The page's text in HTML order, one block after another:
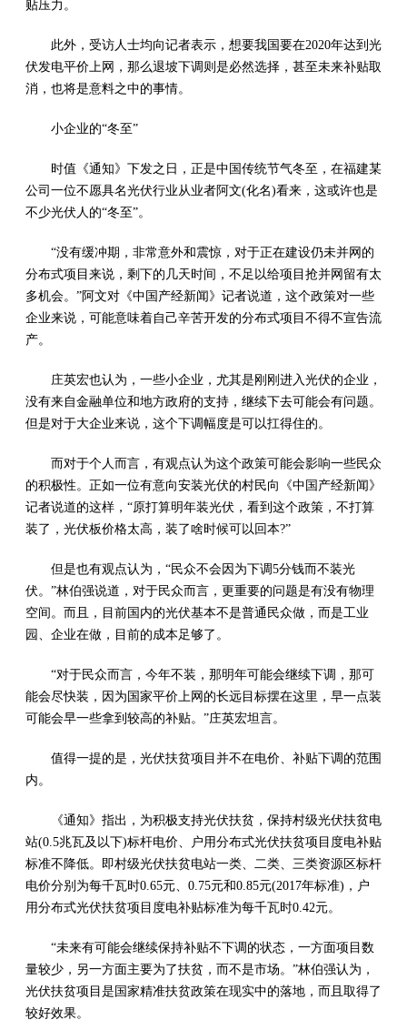
贴压力。
此外，受访人士均向记者表示，想要我国要在2020年达到光
伏发电平价上网，那么退坡下调则是必然选择，甚至未来补贴取
消，也将是意料之中的事情。
小企业的“冬至”
时值《通知》下发之日，正是中国传统节气冬至，在福建某
公司一位不愿具名光伏行业从业者阿文(化名)看来，这或许也是
不少光伏人的“冬至”。
“没有缓冲期，非常意外和震惊，对于正在建设仍未并网的
分布式项目来说，剩下的几天时间，不足以给项目抢并网留有太
多机会。”阿文对《中国产经新闻》记者说道，这个政策对一些
企业来说，可能意味着自己辛苦开发的分布式项目不得不宣告流
产。
庄英宏也认为，一些小企业，尤其是刚刚进入光伏的企业，
没有来自金融单位和地方政府的支持，继续下去可能会有问题。
但是对于大企业来说，这个下调幅度是可以扛得住的。
而对于个人而言，有观点认为这个政策可能会影响一些民众
的积极性。正如一位有意向安装光伏的村民向《中国产经新闻》
记者说道的这样，“原打算明年装光伏，看到这个政策，不打算
装了，光伏板价格太高，装了啥时候可以回本?”
但是也有观点认为，“民众不会因为下调5分钱而不装光
伏。”林伯强说道，对于民众而言，更重要的问题是有没有物理
空间。而且，目前国内的光伏基本不是普通民众做，而是工业
园、企业在做，目前的成本足够了。
“对于民众而言，今年不装，那明年可能会继续下调，那可
能会尽快装，因为国家平价上网的长远目标摆在这里，早一点装
可能会早一些拿到较高的补贴。”庄英宏坦言。
值得一提的是，光伏扶贫项目并不在电价、补贴下调的范围
内。
《通知》指出，为积极支持光伏扶贫，保持村级光伏扶贫电
站(0.5兆瓦及以下)标杆电价、户用分布式光伏扶贫项目度电补贴
标准不降低。即村级光伏扶贫电站一类、二类、三类资源区标杆
电价分别为每千瓦时0.65元、0.75元和0.85元(2017年标准)，户
用分布式光伏扶贫项目度电补贴标准为每千瓦时0.42元。
“未来有可能会继续保持补贴不下调的状态，一方面项目数
量较少，另一方面主要为了扶贫，而不是市场。”林伯强认为，
光伏扶贫项目是国家精准扶贫政策在现实中的落地，而且取得了
较好效果。